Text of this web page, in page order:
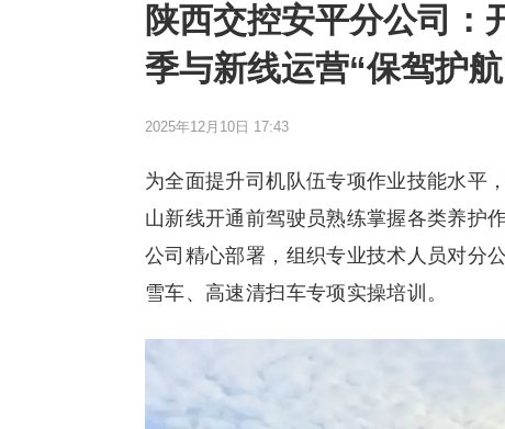
陕西交控安平分公司：
季与新线运营“保驾护
2025年12月10日 17:43
为全面提升司机队伍专项作业技能水平
山新线开通前驾驶员熟练掌握各类养护
公司精心部署，组织专业技术人员对分
雪车、高速清扫车专项实操培训。